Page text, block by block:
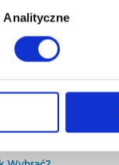
Użytkownikiem.
Analityczne